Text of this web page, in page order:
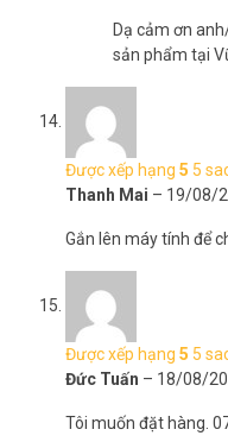
Dạ cảm ơn
sản phẩm tại
Được xếp hạng 5 5
Thanh Mai – 19/08/
Gắn lên máy tính để
Được xếp hạng 5 5
Đức Tuấn – 18/08/
Tôi muốn đặt hàng.